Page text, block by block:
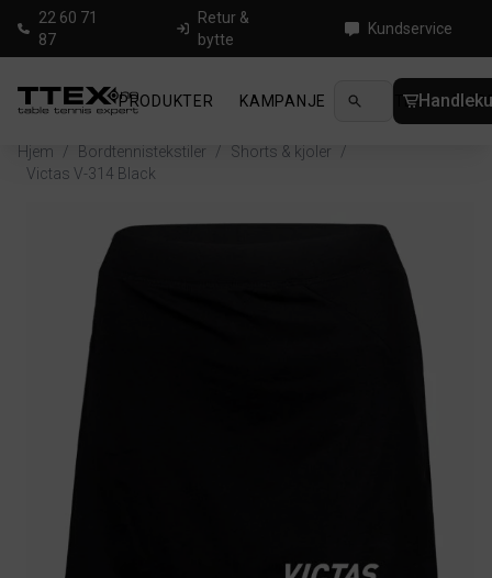
22 60 71
87
Retur &
bytte
Kundservice
PRODUKTER KAMPANJE NYHETER
Hjem / Bordtennistekstiler / Shorts & kjoler
/
Victas V-314 Black